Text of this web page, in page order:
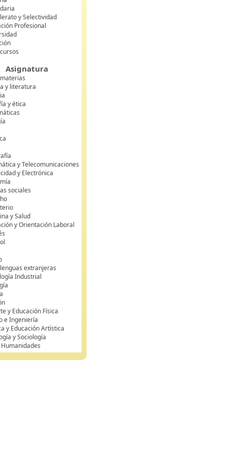
y Selectividad
Profesional
Asignatura
y literatura
y ética
y Telecomunicaciones
y Electrónica
sociales
y Salud
y Orientación Laboral
extranjeras
Industrial
y Educación Física
e Ingeniería
y Educación Artística
y Sociología